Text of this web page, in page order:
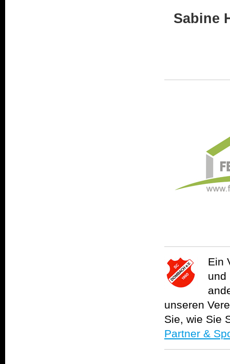
Sabine
Ein
und
unseren
Sie, wie Sie
Partner &